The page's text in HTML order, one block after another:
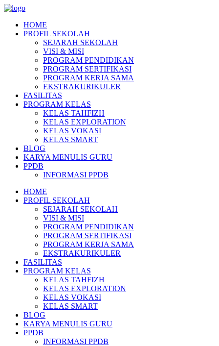
HOME
PROFIL SEKOLAH
SEJARAH SEKOLAH
VISI & MISI
PROGRAM PENDIDIKAN
PROGRAM SERTIFIKASI
PROGRAM KERJA SAMA
EKSTRAKURIKULER
FASILITAS
PROGRAM KELAS
KELAS TAHFIZH
KELAS EXPLORATION
KELAS VOKASI
KELAS SMART
BLOG
KARYA MENULIS GURU
PPDB
INFORMASI PPDB
HOME
PROFIL SEKOLAH
SEJARAH SEKOLAH
VISI & MISI
PROGRAM PENDIDIKAN
PROGRAM SERTIFIKASI
PROGRAM KERJA SAMA
EKSTRAKURIKULER
FASILITAS
PROGRAM KELAS
KELAS TAHFIZH
KELAS EXPLORATION
KELAS VOKASI
KELAS SMART
BLOG
KARYA MENULIS GURU
PPDB
INFORMASI PPDB